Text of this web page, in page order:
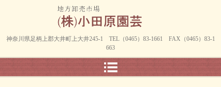
神奈川県足柄上郡大井町上大井245-1 TEL（0465）83-1661 FAX（0465）83-1
663